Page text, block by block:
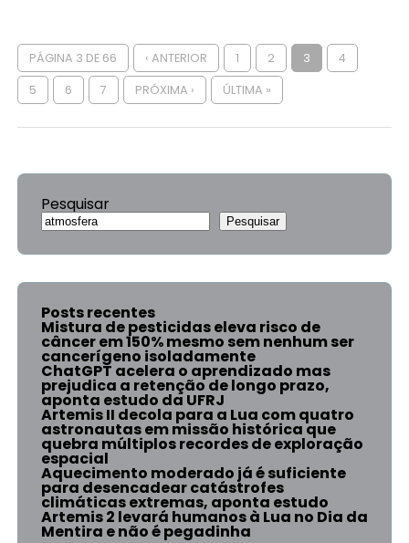
PÁGINA 3 DE 66 ‹ ANTERIOR 1 2 3 4
5 6 7 PRÓXIMA › ÚLTIMA »
Pesquisar
Pesquisar
Posts recentes
Mistura de pesticidas eleva risco de
câncer em 150% mesmo sem nenhum ser
cancerígeno isoladamente
ChatGPT acelera o aprendizado mas
prejudica a retenção de longo prazo,
aponta estudo da UFRJ
Artemis II decola para a Lua com quatro
astronautas em missão histórica que
quebra múltiplos recordes de exploração
espacial
Aquecimento moderado já é suficiente
para desencadear catástrofes
climáticas extremas, aponta estudo
Artemis 2 levará humanos à Lua no Dia da
Mentira e não é pegadinha